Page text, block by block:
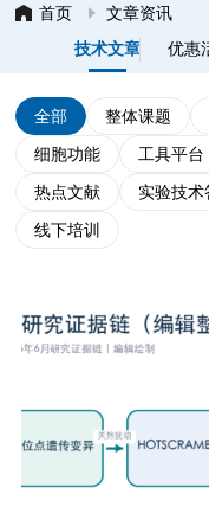
首页
文章资讯
技术文章
优惠
全部 整体课题
细胞功能
工具平台
热点文献
实验技术
线下培训